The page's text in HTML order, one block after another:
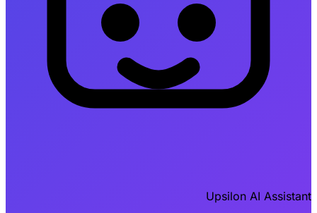
Upsilon AI Assistant